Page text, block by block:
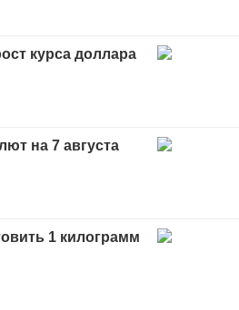
курса доллара
на 7 августа
1 килограмм